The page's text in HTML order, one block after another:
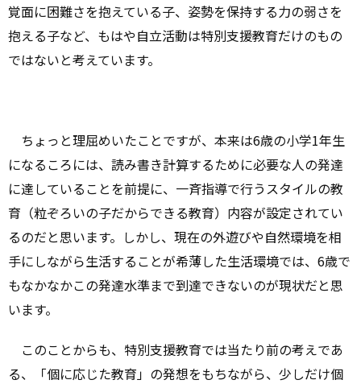
覚面に困難さを抱えている子、姿勢を保持する力の弱さを
抱える子など、もはや自立活動は特別支援教育だけのもの
ではないと考えています。
ちょっと理屈めいたことですが、本来は6歳の小学1年生
になるころには、読み書き計算するために必要な人の発達
に達していることを前提に、一斉指導で行うスタイルの教
育（粒ぞろいの子だからできる教育）内容が設定されてい
るのだと思います。しかし、現在の外遊びや自然環境を相
手にしながら生活することが希薄した生活環境では、6歳で
もなかなかこの発達水準まで到達できないのが現状だと思
います。
このことからも、特別支援教育では当たり前の考えであ
る、「個に応じた教育」の発想をもちながら、少しだけ個